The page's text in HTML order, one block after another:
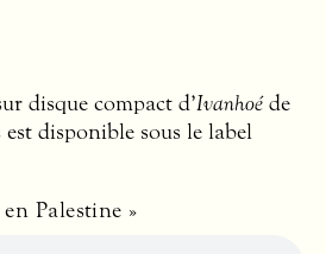
disque compact d’Ivanhoéde
disponible sous le label
Palestine »